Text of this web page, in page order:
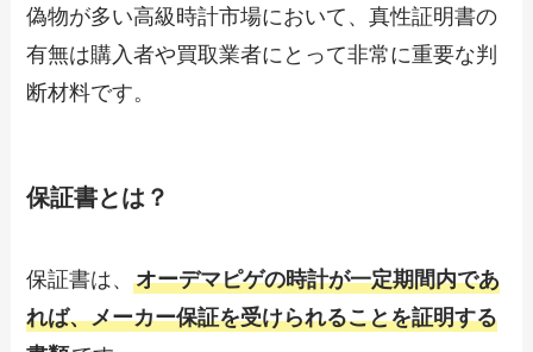
偽物が多い高級時計市場において、真性証明書の
有無は購入者や買取業者にとって非常に重要な判
断材料です。
保証書とは？
保証書は、オーデマピゲの時計が一定期間内であ
れば、メーカー保証を受けられることを証明する